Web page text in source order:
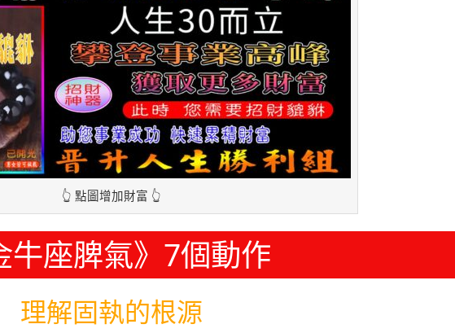
👆 點圖增加財富 👆
牛座脾氣》7個動作
理解固執的根源